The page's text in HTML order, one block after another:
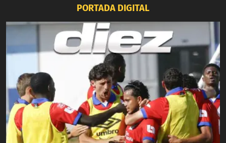
PORTADA DIGITAL